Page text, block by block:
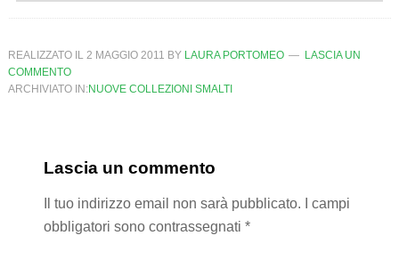
REALIZZATO IL 2 MAGGIO 2011 BY LAURA PORTOMEO
LASCIA UN
COMMENTO
ARCHIVIATO IN:NUOVE COLLEZIONI SMALTI
Lascia un commento
Il tuo indirizzo email non sarà pubblicato.
I campi
obbligatori sono contrassegnati *